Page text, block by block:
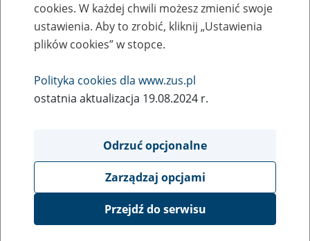
Zaproś ZUS do siebie - zakładanie profili
eZUS w siedzibie Twojej firmy
Rodzaj wydarzenia
Szkolenia
obsługa klientów
Event description
Platforma Usług Elektronicznych ZUS eZUS
cookies. W każdej chwili możesz zmienić swoje
ustawienia. Aby to zrobić, kliknij „Ustawienia
plików cookies” w stopce.
Polityka cookies dla www.zus.pl
ostatnia aktualizacja 19.08.2024 r.
Odrzuć opcjonalne
Zarządzaj opcjami
Przejdź do serwisu